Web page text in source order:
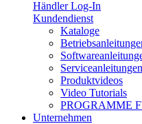
Händler Log-In
Kundendienst
Kataloge
Serviceanleitungen
Produktvideos
Video Tutorials
PROGRAMME
Unternehmen